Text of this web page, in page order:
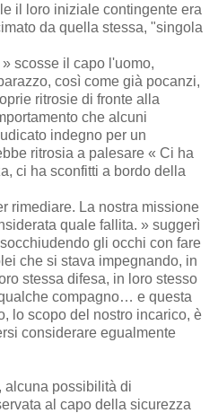
il loro iniziale contingente era
da quella stessa, "singola
scosse il capo l'uomo,
così come già pocanzi,
ritrosie di fronte alla
che alcuni
indegno per un
ritrosia a palesare « Ci ha
ci ha sconfitti a bordo della
rimediare. La nostra missione
quale fallita. » suggerì
gli occhi con fare
che si stava impegnando, in
stessa difesa, in loro stesso
compagno… e questa
lo scopo del nostro incarico, è
considerare egualmente
alcuna possibilità di
al capo della sicurezza